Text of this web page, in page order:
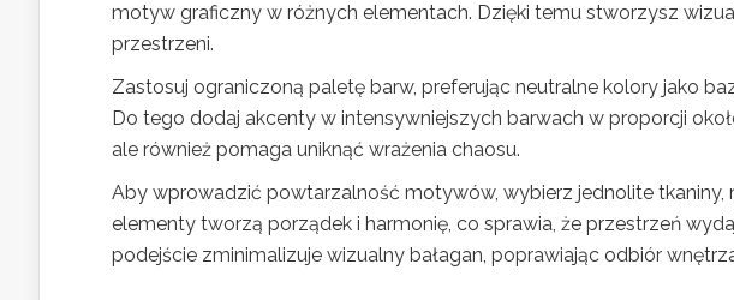
motyw graficzny w różnych elementach. Dzięki temu stworzysz
przestrzeni.
Zastosuj ograniczoną paletę barw, preferując neutralne kolory jako
Do tego dodaj akcenty w intensywniejszych barwach w proporcji
ale również pomaga uniknąć wrażenia chaosu.
Aby wprowadzić powtarzalność motywów, wybierz jednolite tkaniny,
elementy tworzą porządek i harmonię, co sprawia, że przestrzeń
podejście zminimalizuje wizualny bałagan, poprawiając odbiór